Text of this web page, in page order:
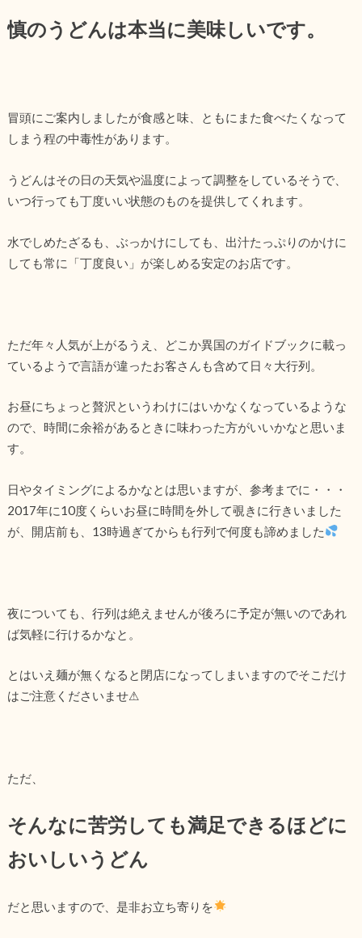
慎のうどんは本当に美味しいです。
冒頭にご案内しましたが食感と味、ともにまた食べたくなって
しまう程の中毒性があります。
うどんはその日の天気や温度によって調整をしているそうで、
いつ行っても丁度いい状態のものを提供してくれます。
水でしめたざるも、ぶっかけにしても、出汁たっぷりのかけに
しても常に「丁度良い」が楽しめる安定のお店です。
ただ年々人気が上がるうえ、どこか異国のガイドブックに載っ
ているようで言語が違ったお客さんも含めて日々大行列。
お昼にちょっと贅沢というわけにはいかなくなっているような
ので、時間に余裕があるときに味わった方がいいかなと思いま
す。
日やタイミングによるかなとは思いますが、参考までに・・・
2017年に10度くらいお昼に時間を外して覗きに行きいました
が、開店前も、13時過ぎてからも行列で何度も諦めました
夜についても、行列は絶えませんが後ろに予定が無いのであれ
ば気軽に行けるかなと。
とはいえ麺が無くなると閉店になってしまいますのでそこだけ
はご注意くださいませ⚠
ただ、
そんなに苦労しても満足できるほどに
おいしいうどん
だと思いますので、是非お立ち寄りを